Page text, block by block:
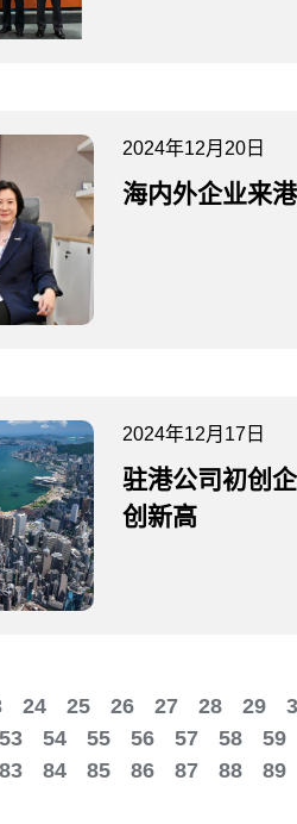
2024年12月20日
海内外企业来
2024年12月17日
驻港公司初创
创新高
24 25 26 27 28 29
53 54 55 56 57 58 59
83 84 85 86 87 88 89